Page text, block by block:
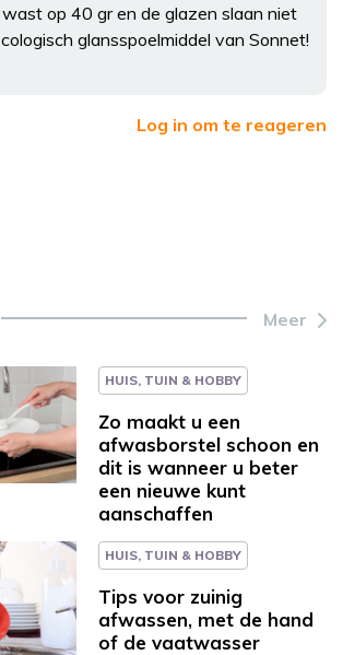
op 40 gr en de glazen slaan niet
glansspoelmiddel van Sonnet!
Log in om te reageren
Meer
HUIS, TUIN & HOBBY
Zo maakt u een
afwasborstel schoon en
dit is wanneer u beter
een nieuwe kunt
aanschaffen
HUIS, TUIN & HOBBY
Tips voor zuinig
afwassen, met de hand
of de vaatwasser